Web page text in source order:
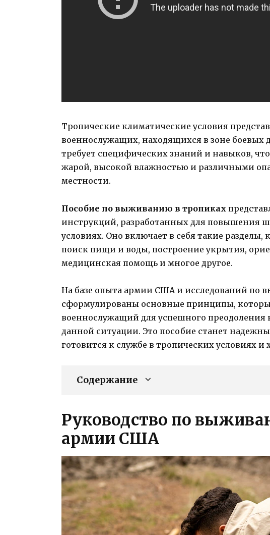
Тропические климатические условия
военнослужащих, находящихся в зоне
требует специфических знаний и навыков,
жарой, высокой влажностью и различными
местности.
Пособие по выживанию в тропиках
инструкций, разработанных для повышения
условиях. Оно включает в себя такие разделы,
поиск пищи и воды, построение укрытия,
медицинская помощь и многое другое.
На базе опыта армии США и исследований по
сформулированы основные принципы,
военнослужащий для успешного преодоления
данной ситуации. Это пособие станет
готовится к службе в тропических условиях и
Содержание
Руководство по
армии США